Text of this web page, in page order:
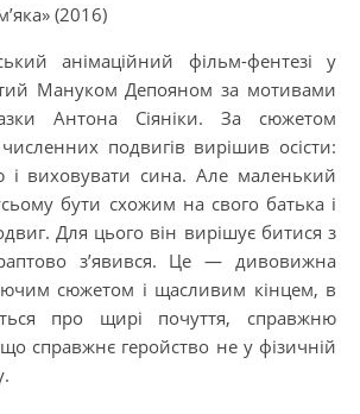
(2016)
анімаційний фільм-фентезі у
Мануком Депояном за мотивами
Антона Сіяніки. За сюжетом
подвигів вирішив осісти:
виховувати сина. Але маленький
бути схожим на свого батька і
Для цього він вирішує битися з
з’явився. Це — дивовижна
сюжетом і щасливим кінцем, в
про щирі почуття, справжню
справжнє геройство не у фізичній